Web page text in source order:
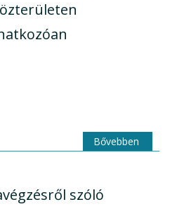
Bővebben
szóló